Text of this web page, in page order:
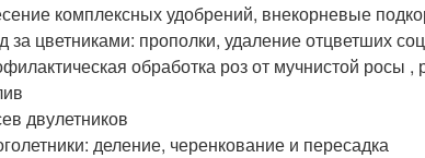
комплексных удобрений, внекорневые
за цветниками: прополки, удаление отцветших
обработка роз от мучнистой росы
двулетников
деление, черенкование и пересадка